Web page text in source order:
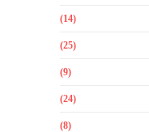
(14)
(25)
(9)
(24)
(8)